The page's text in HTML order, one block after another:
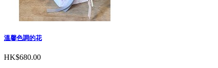
溫馨色調的花
HK$680.00